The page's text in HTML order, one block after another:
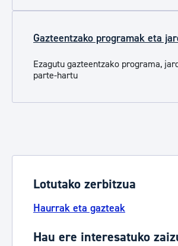
Gazteentzako programak eta
Ezagutu gazteentzako programa,
parte-hartu
Lotutako zerbitzua
Haurrak eta gazteak
Hau ere interesatuko